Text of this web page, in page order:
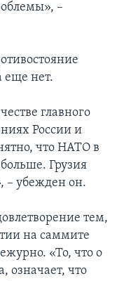
–
еще нет.
главного
России и
что НАТО в
Грузия
– убежден он.
тем,
на саммите
«То, что о
означает, что